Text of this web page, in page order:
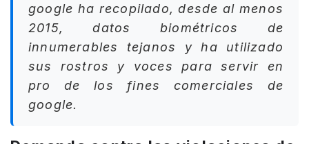
google ha recopilado, desde al menos
2015, datos biométricos de
innumerables tejanos y ha utilizado
sus rostros y voces para servir en
pro de los fines comerciales de
google.